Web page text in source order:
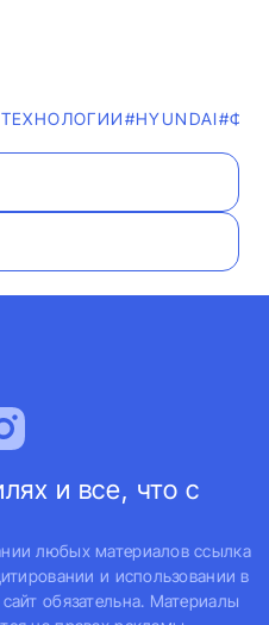
#HYUNDAI
и все, что с
любых материалов ссылка
и использовании в
обязательна. Материалы